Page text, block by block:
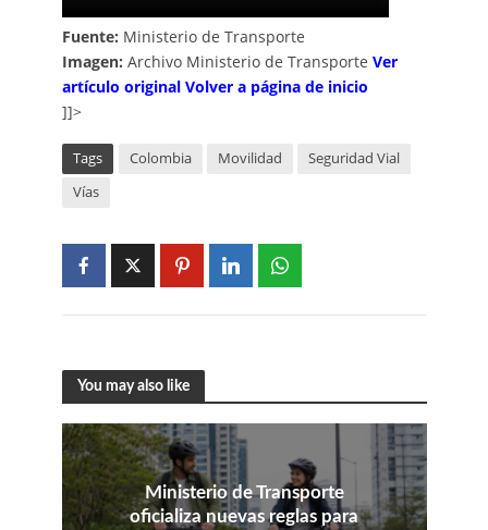
Fuente: Ministerio de Transporte
Imagen: Archivo Ministerio de Transporte Ver
artículo original Volver a página de inicio
]]>
Tags Colombia Movilidad
Seguridad Vial
Vías
You may also like
Ministerio de Transporte
oficializa nuevas reglas para